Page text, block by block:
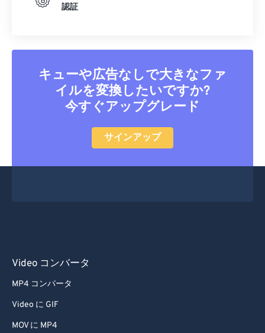
認証
キューや広告なしで大きなファ
イルを変換したいですか?
今すぐアップグレード
サインアップ
Video コンバータ
MP4 コンバータ
Video に GIF
MOV に MP4